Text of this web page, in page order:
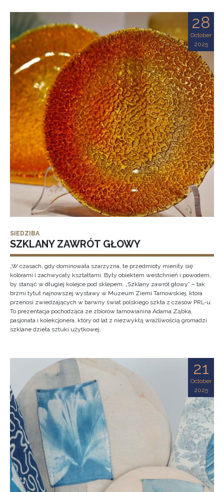
28
October
2025
SIEDZIBA
SZKLANY ZAWRÓT GŁOWY
„W czasach, gdy dominowała szarzyzna, te przedmioty mieniły się
kolorami i zachwycały kształtami. Były obiektem westchnień i powodem,
by stanąć w długiej kolejce pod sklepem. „Szklany zawrót głowy” – tak
brzmi tytuł najnowszej wystawy w Muzeum Ziemi Tarnowskiej, która
przenosi zwiedzających w barwny świat polskiego szkła z czasów PRL-u.
To prezentacja pochodząca ze zbiorów tarnowianina Adama Ząbka,
pasjonata i kolekcjonera, który od lat z niezwykłą wrażliwością gromadzi
szklane dzieła sztuki użytkowej.
21
October
2025